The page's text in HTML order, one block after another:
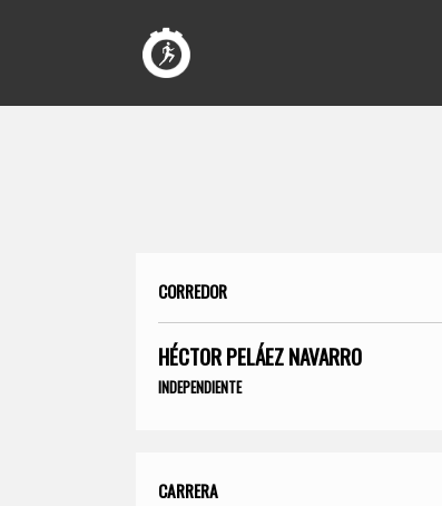
CORREDOR
HÉCTOR PELÁEZ NAVARRO
INDEPENDIENTE
CARRERA